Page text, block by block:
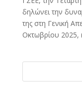
δηλώνει την
της στη Γενική
Οκτωβρίου 2025,